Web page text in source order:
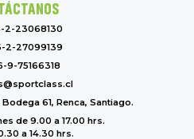
2-23068130
2-27099139
9-75166318
61, Renca, Santiago.
de 9.00 a 17.00 hrs.
a 14.30 hrs.